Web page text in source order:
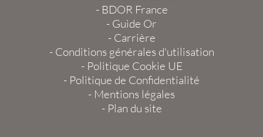
- BDOR France
- Guide Or
- Carrière
- Conditions générales d'utilisation
- Politique Cookie UE
- Politique de Confidentialité
- Mentions légales
- Plan du site